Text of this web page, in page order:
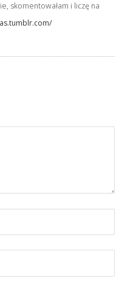
skomentowałam i liczę na